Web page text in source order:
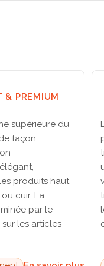
& PREMIUM
supérieure du
façon
produits haut
cuir. La
par le
sur les articles